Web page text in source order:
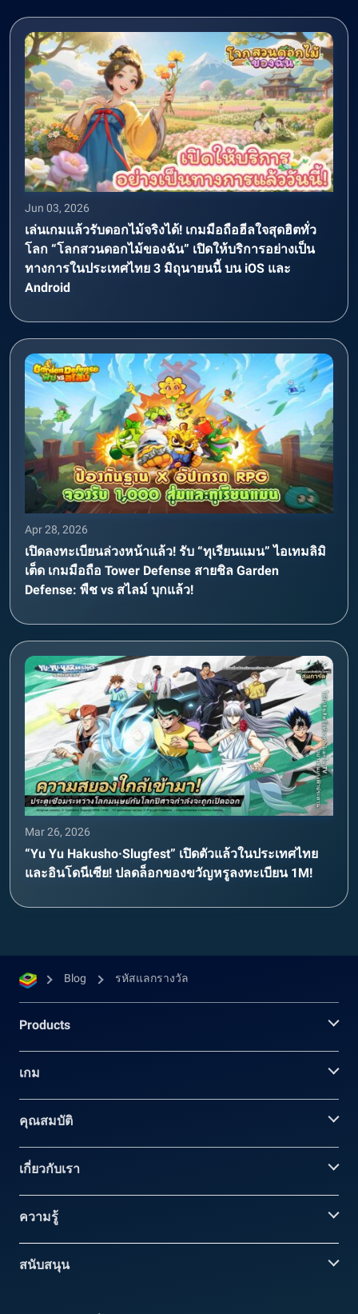
Jun 03, 2026
เล่นเกมแล้วรับดอกไม้จริงได้! เกมมือถือฮีลใจสุดฮิตทั่ว
โลก “โลกสวนดอกไม้ของฉัน” เปิดให้บริการอย่างเป็น
ทางการในประเทศไทย 3 มิถุนายนนี้ บน iOS และ
Android
Apr 28, 2026
เปิดลงทะเบียนล่วงหน้าแล้ว! รับ “ทุเรียนแมน” ไอเทมลิมิ
เต็ด เกมมือถือ Tower Defense สายชิล Garden
Defense: พืช vs สไลม์ บุกแล้ว!
Mar 26, 2026
“Yu Yu Hakusho·Slugfest” เปิดตัวแล้วในประเทศไทย
และอินโดนีเซีย! ปลดล็อกของขวัญหรูลงทะเบียน 1M!
Blog รหัสแลกรางวัล
Products
เกม
คุณสมบัติ
เกี่ยวกับเรา
ความรู้
สนับสนุน